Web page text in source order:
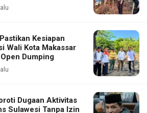
Kesiapan
Wali Kota Makassar
Dumping
Dugaan Aktivitas
Sulawesi Tanpa Izin